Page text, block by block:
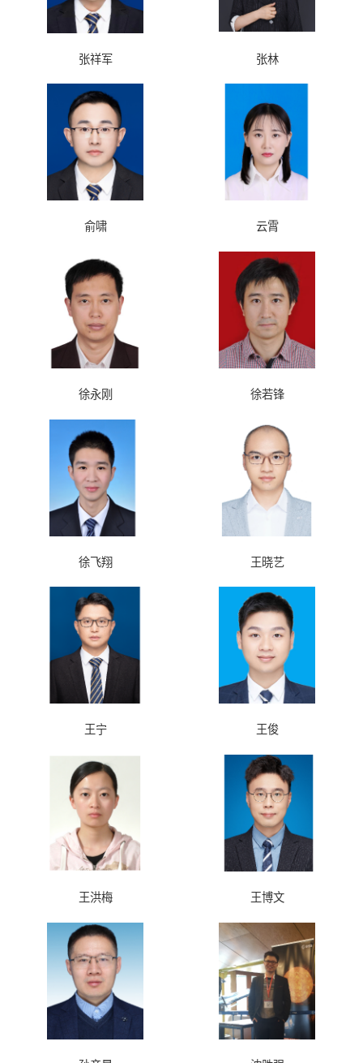
张祥军 张林
俞啸 云霄
徐永刚 徐若锋
徐飞翔 王晓艺
王宁 王俊
王洪梅 王博文